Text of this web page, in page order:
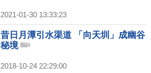
2021-01-30 13:33:23
昔日月潭引水渠道 「向天圳」成幽谷
秘境
2018-10-24 22:29:00